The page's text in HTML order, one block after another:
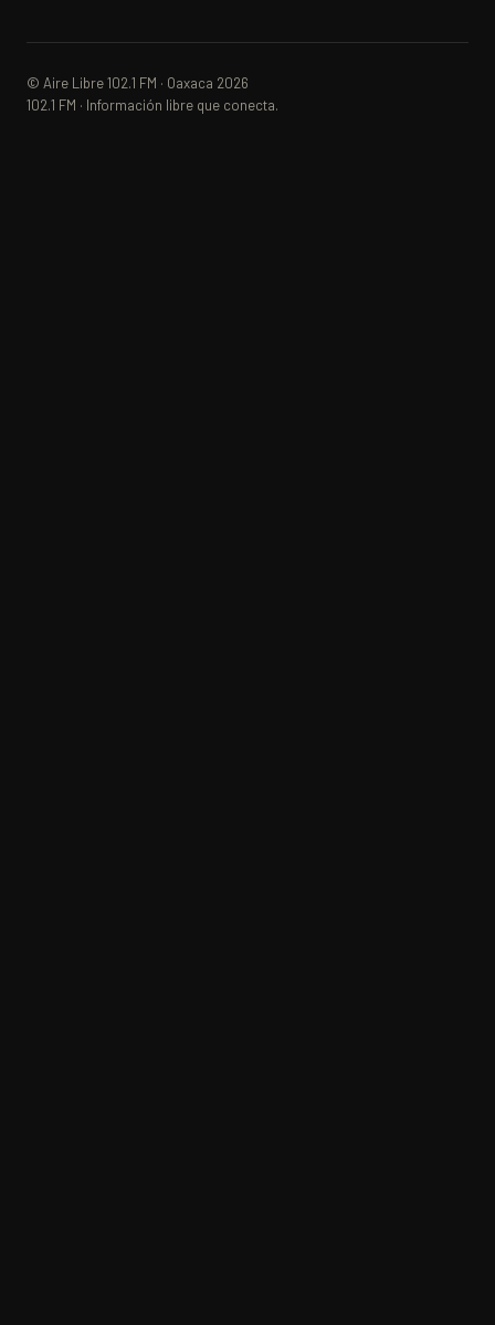
© Aire Libre 102.1 FM · Oaxaca 2026
102.1 FM · Información libre que conecta.